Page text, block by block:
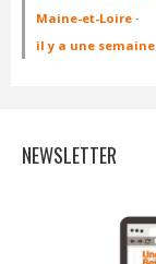
Maine-et-Loire ·
il y a une semaine
NEWSLETTER